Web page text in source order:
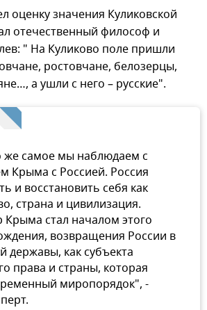
оценку значения Куликовской
отечественный философ и
" На Куликово поле пришли
ростовчане, белозерцы,
а ушли с него – русские".
же самое мы наблюдаем с
Крыма с Россией. Россия
и восстановить себя как
страна и цивилизация.
стал началом этого
возвращения России в
державы, как субъекта
права и страны, которая
миропорядок", -